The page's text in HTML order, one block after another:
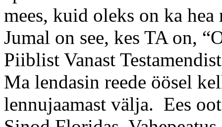
mees, kuid oleks on ka hea
Jumal on see, kes TA on,
Piiblist Vanast
Ma lendasin reede öösel
lennujaamast välja. Ees